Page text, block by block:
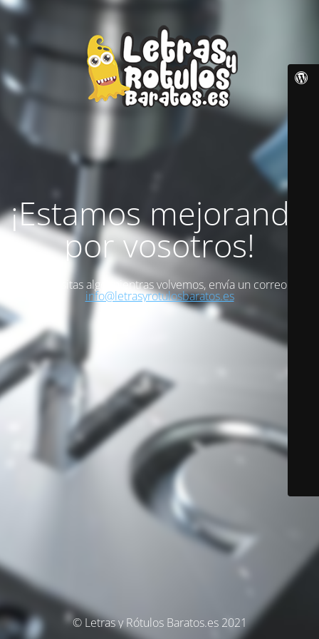
¡Estamos mejorando
por vosotros!
Si necesitas algo mientras volvemos, envía un correo a
info@letrasyrotulosbaratos.es
© Letras y Rótulos Baratos.es 2021